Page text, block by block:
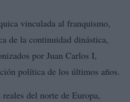
vinculada al franquismo,
de la continuidad dinástica,
por Juan Carlos I,
política de los últimos años.
del norte de Europa,